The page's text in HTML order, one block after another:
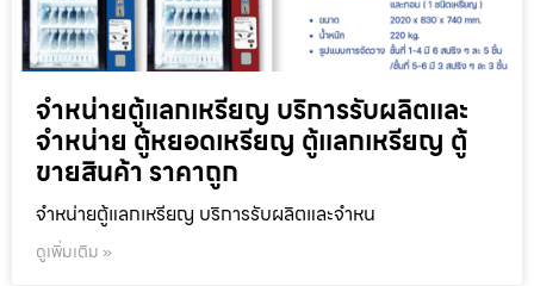
จำหน่ายตู้แลกเหรียญ บริการรับผลิตและ
จำหน่าย ตู้หยอดเหรียญ ตู้แลกเหรียญ ตู้
ขายสินค้า ราคาถูก
จำหน่ายตู้แลกเหรียญ บริการรับผลิตและจำหน
ดูเพิ่มเติม »